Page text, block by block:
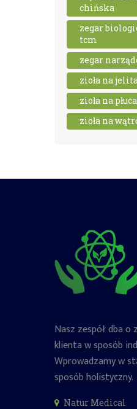
chińska
zegar
tcm
zegar
zioła na jelita
zioła na płuca
zioła na
Nasz zespół dba o
klienta w sposób
Wprowadzamy w
sposób holistyczny.
Natur Medical